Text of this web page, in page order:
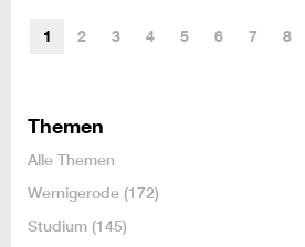
1 2 3 4 5 6 7 8
Themen
Alle Themen
Wernigerode (172)
Studium (145)